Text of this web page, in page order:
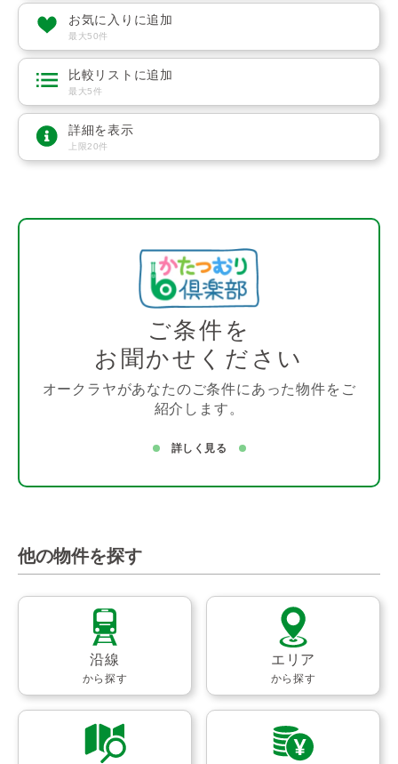
お気に入りに追加
最大50件
比較リストに追加
最大5件
詳細を表示
上限20件
ご条件を
お聞かせください
オークラヤがあなたのご条件にあった物件をご
紹介します。
詳しく見る
他の物件を探す
沿線
から探す
エリア
から探す